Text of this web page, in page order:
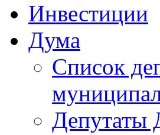
Инвестиции
Дума
Список
Депутаты